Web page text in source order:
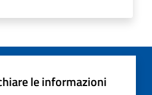
le informazioni